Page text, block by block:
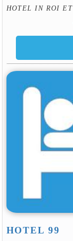
HOTEL IN ROI ET
HOTEL 99